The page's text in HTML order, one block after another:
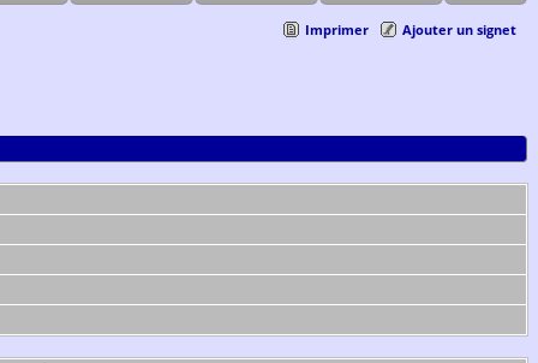
Imprimer Ajouter un signet